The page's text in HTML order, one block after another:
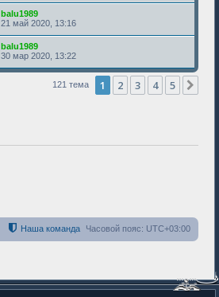
balu1989
21 май 2020, 13:16
balu1989
30 мар 2020, 13:22
121 тема 1 2 3 4 5
Часовой пояс: UTC+03:00
Наша команда